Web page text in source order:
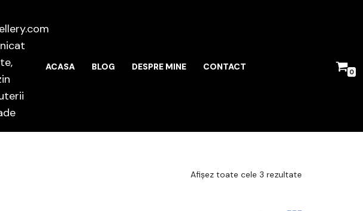
ACASA BLOG DESPRE MINE CONTACT 0
Afișez toate cele 3 rezultate